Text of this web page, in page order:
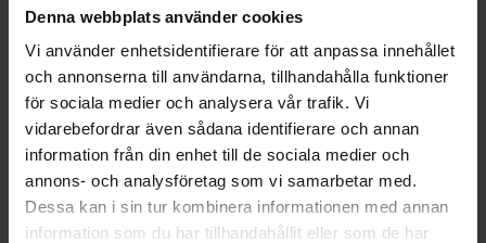
Denna webbplats använder cookies
Vi använder enhetsidentifierare för att anpassa innehållet
och annonserna till användarna, tillhandahålla funktioner
för sociala medier och analysera vår trafik. Vi
vidarebefordrar även sådana identifierare och annan
information från din enhet till de sociala medier och
annons- och analysföretag som vi samarbetar med.
Dessa kan i sin tur kombinera informationen med annan
information som du har tillhandahållit eller som de har
statsvetaren Jenny Madestam: ”Hellre en
tråkig partiledare i foträta skor, än en
känslomässig spelevink i högklackat.”
Ledarskap
Text:Fredrik Kullberg
Publicerad2026-08-03